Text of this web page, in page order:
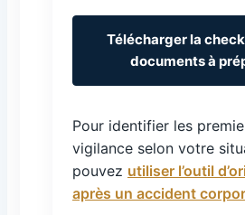
Télécharger la
documents à
Pour identifier les
vigilance selon votre
pouvez utiliser l’outil
après un accident